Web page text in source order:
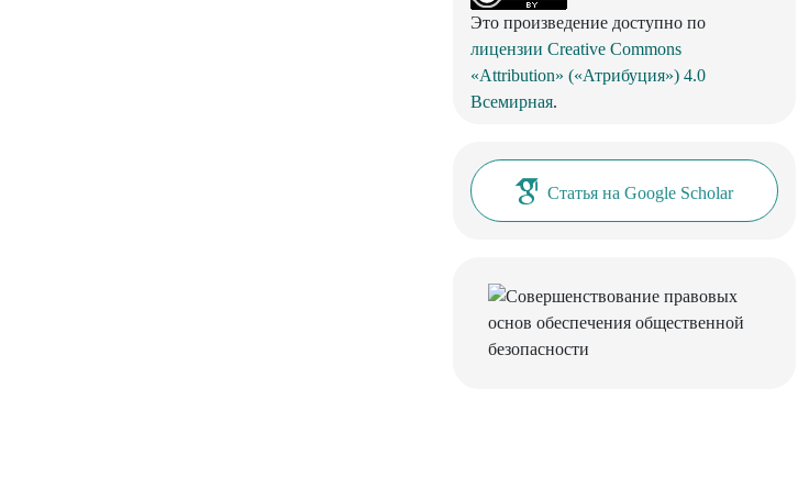
Это произведение доступно по
лицензии Creative Commons
«Attribution» («Атрибуция») 4.0
Всемирная.
Статья на Google Scholar